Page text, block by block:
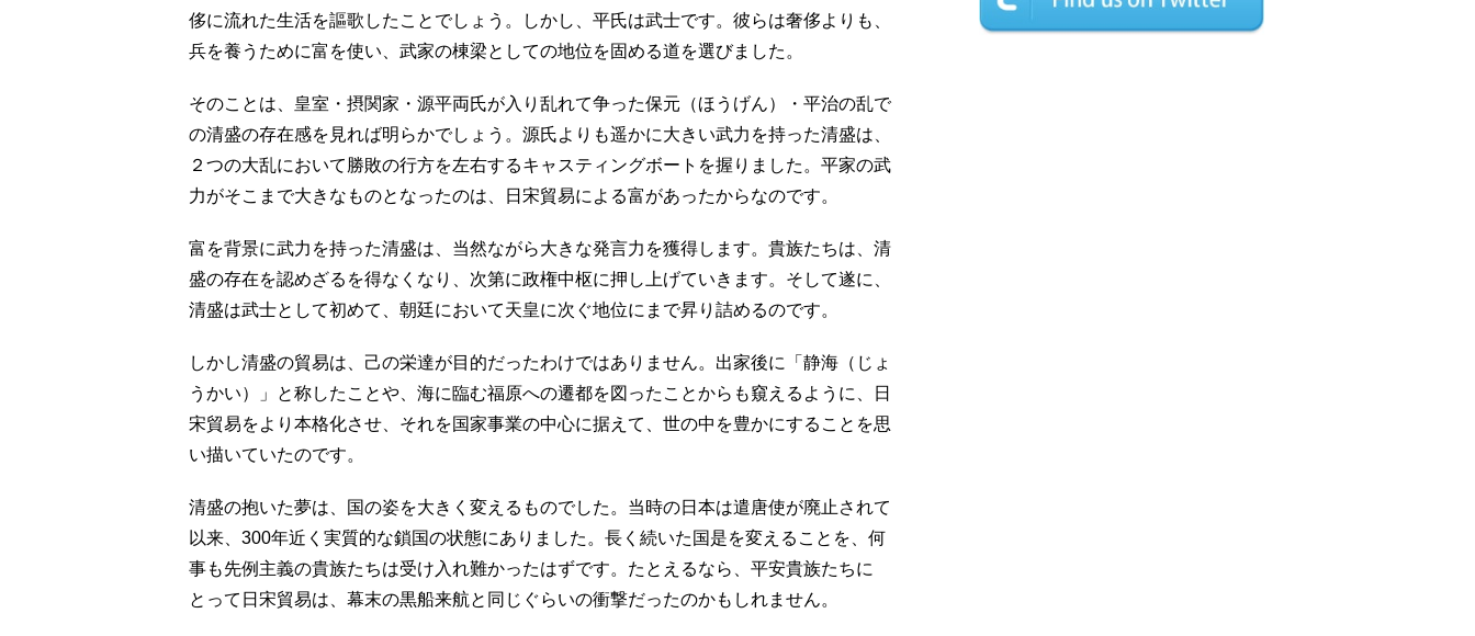
侈に流れた生活を謳歌したことでしょう。しかし、平氏は武士です。彼らは奢侈よりも、
兵を養うために富を使い、武家の棟梁としての地位を固める道を選びました。
そのことは、皇室・摂関家・源平両氏が入り乱れて争った保元（ほうげん）・平治の乱で
の清盛の存在感を見れば明らかでしょう。源氏よりも遥かに大きい武力を持った清盛は、
２つの大乱において勝敗の行方を左右するキャスティングボートを握りました。平家の武
力がそこまで大きなものとなったのは、日宋貿易による富があったからなのです。
富を背景に武力を持った清盛は、当然ながら大きな発言力を獲得します。貴族たちは、清
盛の存在を認めざるを得なくなり、次第に政権中枢に押し上げていきます。そして遂に、
清盛は武士として初めて、朝廷において天皇に次ぐ地位にまで昇り詰めるのです。
しかし清盛の貿易は、己の栄達が目的だったわけではありません。出家後に「静海（じょ
うかい）」と称したことや、海に臨む福原への遷都を図ったことからも窺えるように、日
宋貿易をより本格化させ、それを国家事業の中心に据えて、世の中を豊かにすることを思
い描いていたのです。
清盛の抱いた夢は、国の姿を大きく変えるものでした。当時の日本は遣唐使が廃止されて
以来、300年近く実質的な鎖国の状態にありました。長く続いた国是を変えることを、何
事も先例主義の貴族たちは受け入れ難かったはずです。たとえるなら、平安貴族たちに
とって日宋貿易は、幕末の黒船来航と同じぐらいの衝撃だったのかもしれません。